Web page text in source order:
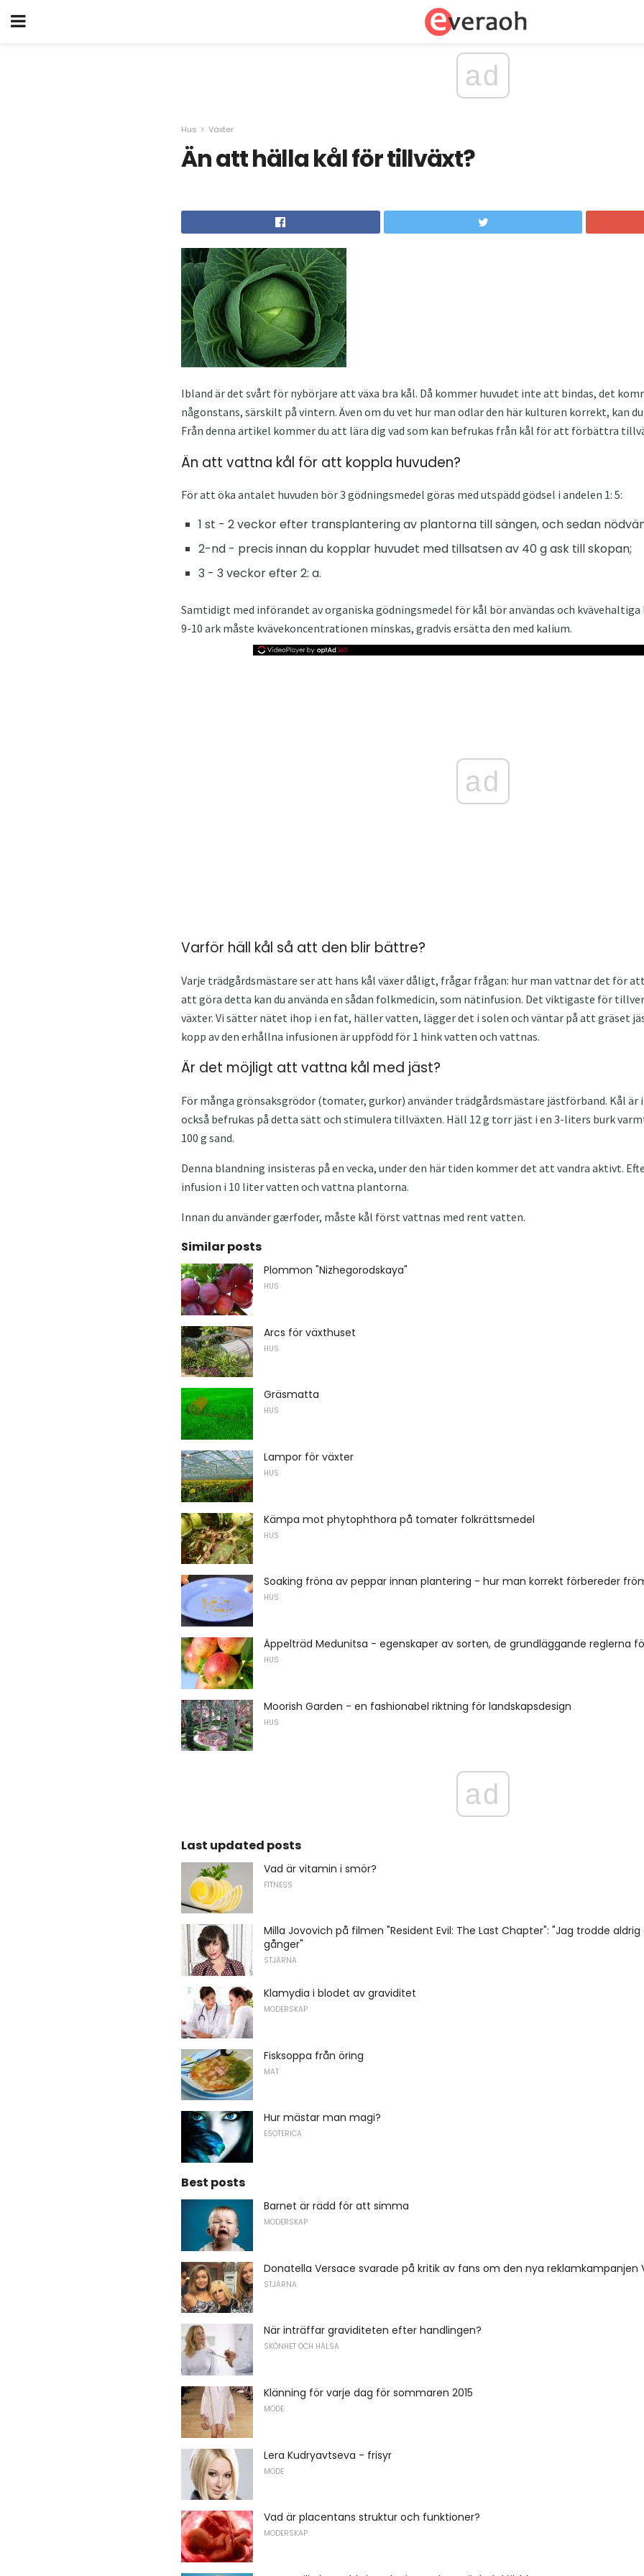
ad
Hus Växter
Än att hälla kål för tillväxt?
Ibland är det svårt för nybörjare att växa bra kål. Då kommer huvudet inte att bindas, det
någonstans, särskilt på vintern. Även om du vet hur man odlar den här kulturen korrekt, kan
Från denna artikel kommer du att lära dig vad som kan befrukas från kål för att förbättra
Än att vattna kål för att koppla huvuden?
För att öka antalet huvuden bör 3 gödningsmedel göras med utspädd gödsel i andelen 1: 5:
1 st - 2 veckor efter transplantering av plantorna till sängen, och sedan
2-nd - precis innan du kopplar huvudet med tillsatsen av 40 g ask till skopan;
3 - 3 veckor efter 2: a.
Samtidigt med införandet av organiska gödningsmedel för kål bör användas och
9-10 ark måste kvävekoncentrationen minskas, gradvis ersätta den med kalium.
ad
Varför häll kål så att den blir bättre?
Varje trädgårdsmästare ser att hans kål växer dåligt, frågar frågan: hur man vattnar det för
att göra detta kan du använda en sådan folkmedicin, som nätinfusion. Det viktigaste för
växter. Vi sätter nätet ihop i en fat, häller vatten, lägger det i solen och väntar på att gräset
kopp av den erhållna infusionen är uppfödd för 1 hink vatten och vattnas.
Är det möjligt att vattna kål med jäst?
För många grönsaksgrödor (tomater, gurkor) använder trädgårdsmästare jästförband. Kål är
också befrukas på detta sätt och stimulera tillväxten. Häll 12 g torr jäst i en 3-liters burk
100 g sand.
Denna blandning insisteras på en vecka, under den här tiden kommer det att vandra aktivt.
infusion i 10 liter vatten och vattna plantorna.
Innan du använder gærfoder, måste kål först vattnas med rent vatten.
Similar posts
Plommon "Nizhegorodskaya"
HUS
Arcs för växthuset
HUS
Gräsmatta
HUS
Lampor för växter
HUS
Kämpa mot phytophthora på tomater folkrättsmedel
HUS
Soaking fröna av peppar innan plantering - hur man korrekt förbereder
HUS
Äppelträd Medunitsa - egenskaper av sorten, de grundläggande reglerna
HUS
Moorish Garden - en fashionabel riktning för landskapsdesign
HUS
ad
Last updated posts
Vad är vitamin i smör?
FITNESS
Milla Jovovich på filmen "Resident Evil: The Last Chapter": "Jag trodde
gånger"
STJÄRNA
Klamydia i blodet av graviditet
MODERSKAP
Fisksoppa från öring
MAT
Hur mästar man magi?
ESOTERICA
Best posts
Barnet är rädd för att simma
MODERSKAP
Donatella Versace svarade på kritik av fans om den nya reklamkampanjen
STJÄRNA
När inträffar graviditeten efter handlingen?
SKÖNHET OCH HÄLSA
Klänning för varje dag för sommaren 2015
MODE
Lera Kudryavtseva - frisyr
MODE
Vad är placentans struktur och funktioner?
MODERSKAP